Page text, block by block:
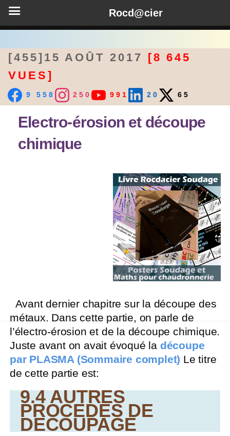
[455]15 AOÛT 2017 [8 645
VUES]
9 558 250 991 20 65
Electro-érosion et découpe
chimique
Avant dernier chapitre sur la découpe des
métaux. Dans cette partie, on parle de
l’électro-érosion et de la découpe chimique.
Juste avant on avait évoqué la découpe
par PLASMA (Sommaire complet) Le titre
de cette partie est:
9.4 AUTRES
PROCEDES DE
DECOUPAGE
Rocd@cier